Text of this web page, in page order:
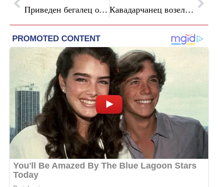
Приведен бегалец од затвор, вратен е во затворот во Идризово Кавадарчанец возел пијан, не пропуштал пешаци, а имал и забрана за управување возило